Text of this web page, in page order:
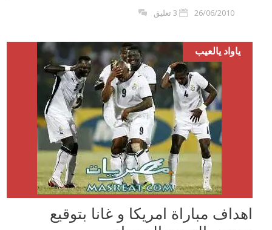
26/06/2010 3 تعليق
ياواد يالعيب
اهداف مباراة امريكا و غانا بتوقيع